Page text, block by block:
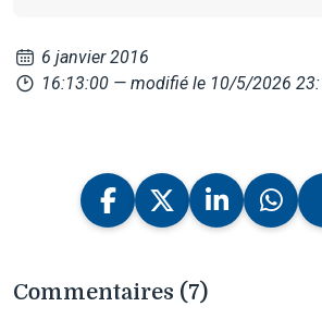
6 janvier 2016
16:13:00 — modifié le 10/5/2026
Commentaires (7)